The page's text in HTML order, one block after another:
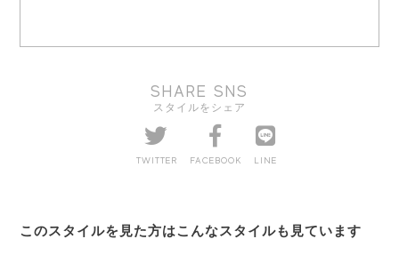
SHARE SNS
スタイルをシェア
TWITTER FACEBOOK LINE
このスタイルを見た方はこんなスタイルも見ています